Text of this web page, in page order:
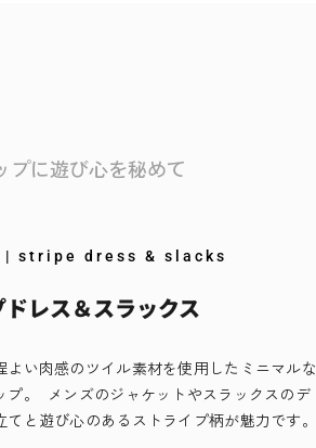
プに遊び心を秘めて
| stripe dress & slacks
レス＆スラックス
い肉感のツイル素材を使用したミニマルな
プ。 メンズのジャケットやスラックスのデ
と遊び心のあるストライプ柄が魅力です。